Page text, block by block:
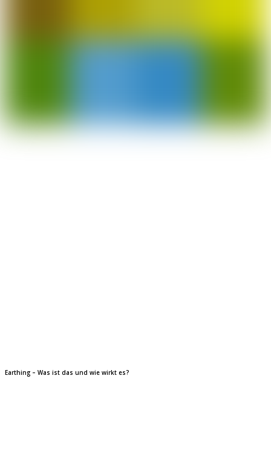
Earthing – Was ist das und wie wirkt es?